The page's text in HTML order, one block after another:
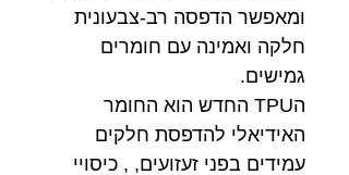
ומאפשר הדפסה רב-צבעונית
חלקה ואמינה עם חומרים
גמישים.
הTPU החדש הוא החומר
האידיאלי להדפסת חלקים
עמידים בפני זעזועים, , כיסויי